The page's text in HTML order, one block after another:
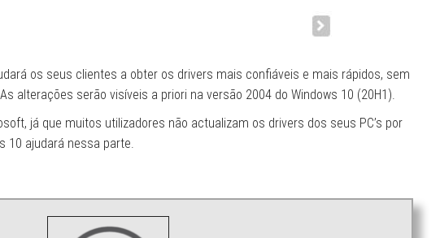
os seus clientes a obter os drivers mais confiáveis ​​e mais rápidos, sem
alterações serão visíveis a priori na versão 2004 do Windows 10 (20H1).
já que muitos utilizadores não actualizam os drivers dos seus PC’s por
10 ajudará nessa parte.